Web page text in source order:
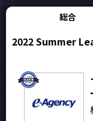
総合
2022 Summer